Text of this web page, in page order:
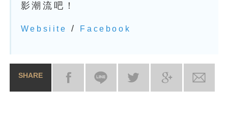
影潮流吧！
Websiite / Facebook
SHARE